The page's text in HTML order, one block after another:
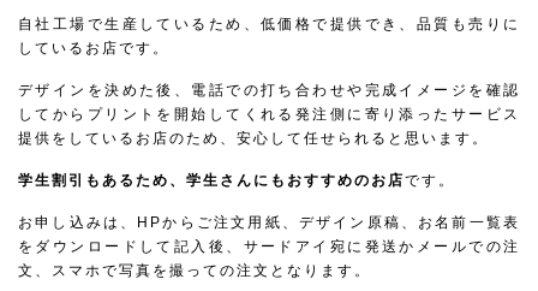
自社工場で生産しているため、低価格で提供でき、品質も売りに
しているお店です。
デザインを決めた後、電話での打ち合わせや完成イメージを確認
してからプリントを開始してくれる発注側に寄り添ったサービス
提供をしているお店のため、安心して任せられると思います。
学生割引もあるため、学生さんにもおすすめのお店です。
お申し込みは、HPからご注文用紙、デザイン原稿、お名前一覧表
をダウンロードして記入後、サードアイ宛に発送かメールでの注
文、スマホで写真を撮っての注文となります。